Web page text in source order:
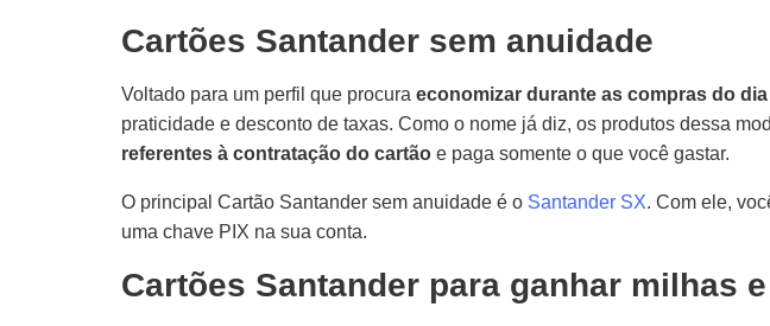
Cartões Santander sem anuidade
Voltado para um perfil que procura economizar durante as compras do dia
praticidade e desconto de taxas. Como o nome já diz, os produtos dessa
referentes à contratação do cartão e paga somente o que você gastar.
O principal Cartão Santander sem anuidade é o Santander SX. Com ele,
uma chave PIX na sua conta.
Cartões Santander para ganhar milhas